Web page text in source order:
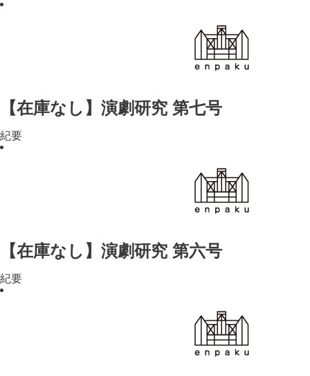
【在庫なし】演劇研究 第七号
紀要
【在庫なし】演劇研究 第六号
紀要